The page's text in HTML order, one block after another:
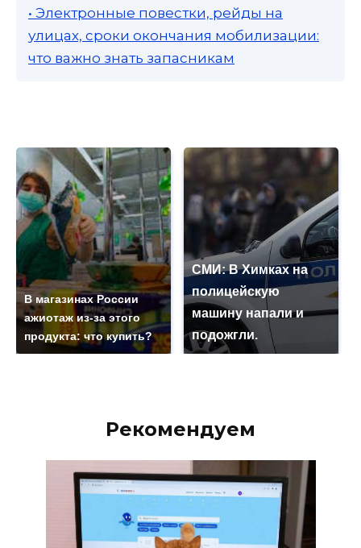
• Электронные повестки, рейды на
улицах, сроки окончания мобилизации:
что важно знать запасникам
В магазинах России
ажиотаж из-за этого
продукта: что купить?
СМИ: В Химках на
полицейскую
машину напали и
подожгли.
Рекомендуем